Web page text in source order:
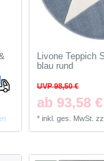
Livone Teppich
blau rund
UVP 98,50 €
ab 93,58
*inkl. ges. MwSt.